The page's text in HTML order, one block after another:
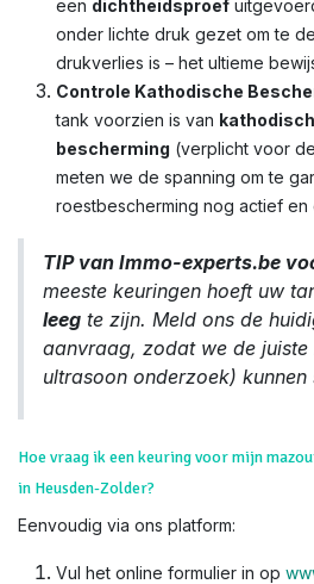
een dichtheidsproef
onder lichte druk gezet om te
drukverlies is – het ultieme
Controle Kathodische
tank voorzien is van
bescherming (verplicht voor
meten we de spanning om te
roestbescherming nog actief en
TIP van Immo-experts.be
meeste keuringen hoeft uw
leeg te zijn. Meld ons de
aanvraag, zodat we de juiste
ultrasoon onderzoek) kunnen
Hoe vraag ik een keuring voor mijn
in Heusden-Zolder?
Eenvoudig via ons platform:
Vul het online formulier in op